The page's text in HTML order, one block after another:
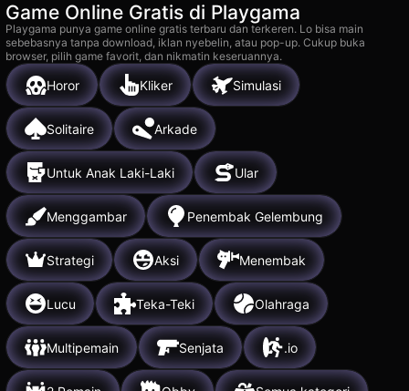
Game Online Gratis di Playgama
Playgama punya game online gratis terbaru dan terkeren. Lo bisa main
sebebasnya tanpa download, iklan nyebelin, atau pop-up. Cukup buka
browser, pilih game favorit, dan nikmatin keseruannya.
Horor Kliker Simulasi
Solitaire Arkade
Untuk Anak Laki-Laki Ular
Menggambar Penembak Gelembung
Strategi Aksi Menembak
Lucu Teka-Teki Olahraga
Multipemain Senjata .io